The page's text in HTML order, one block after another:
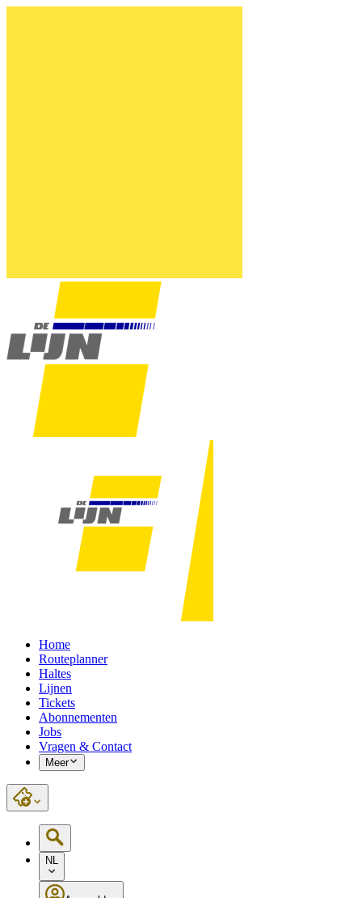
Home
Routeplanner
Haltes
Lijnen
Tickets
Abonnementen
Jobs
Vragen & Contact
Meer
NL